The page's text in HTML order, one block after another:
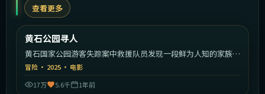
查看更多
最新
黄石公园寻人
黄石国家公园游客失踪案中救援队员发现一段鲜为人知的家族秘
密。
冒险 · 2025 · 电影
17万
5.6千 1年前